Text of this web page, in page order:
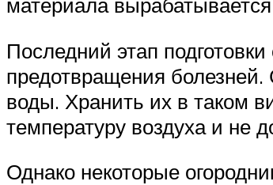
Последний этап
предотвращения
воды. Хранить их в таком
температуру воздуха и не
Однако некоторые